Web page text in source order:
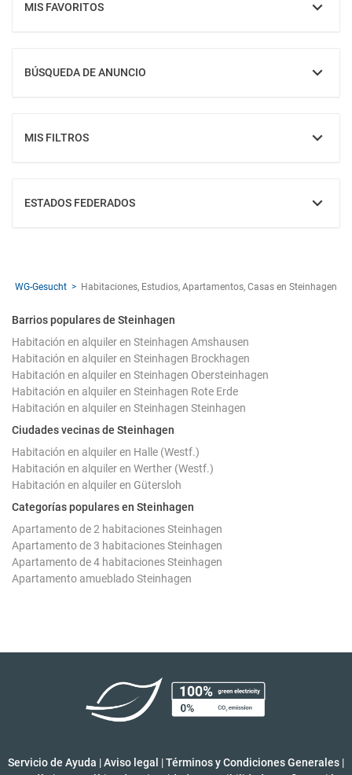
MIS FAVORITOS
MOSTRAR
BÚSQUEDA DE ANUNCIO
MOSTRAR
MIS FILTROS
MOSTRAR
ESTADOS FEDERADOS
MOSTRAR
WG-Gesucht Habitaciones, Estudios, Apartamentos, Casas en Steinhagen
Barrios populares de Steinhagen
Habitación en alquiler en Steinhagen Amshausen
Habitación en alquiler en Steinhagen Brockhagen
Habitación en alquiler en Steinhagen Obersteinhagen
Habitación en alquiler en Steinhagen Rote Erde
Habitación en alquiler en Steinhagen Steinhagen
Ciudades vecinas de Steinhagen
Habitación en alquiler en Halle (Westf.)
Habitación en alquiler en Werther (Westf.)
Habitación en alquiler en Gütersloh
Categorías populares en Steinhagen
Apartamento de 2 habitaciones Steinhagen
Apartamento de 3 habitaciones Steinhagen
Apartamento de 4 habitaciones Steinhagen
Apartamento amueblado Steinhagen
Servicio de Ayuda |Aviso legal |Términos y Condiciones Generales |